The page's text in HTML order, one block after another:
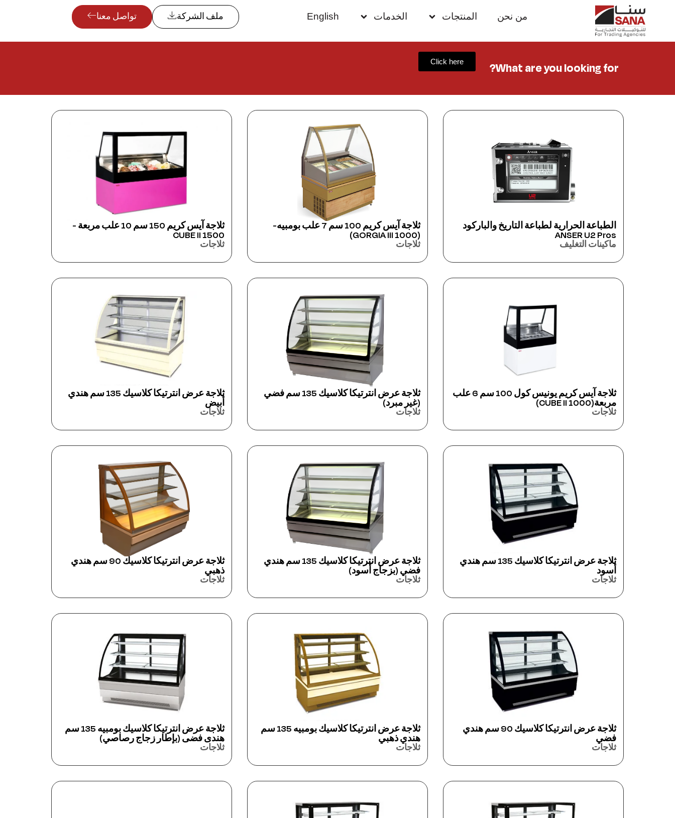
من نحن المنتجات الخدمات English ملف الشركة تواصل معنا
What are you looking for?
Click here
الطباعة الحرارية لطباعة التاريخ والباركود
ANSER U2 Pros
ماكينات التغليف
ثلاجة آيس كريم 100 سم 7 علب بومبيه-
(GORGIA III 1000)
ثلاجات
ثلاجة آيس كريم 150 سم 10 علب مربعة -
CUBE II 1500
ثلاجات
ثلاجة آيس كريم يونيس كول 100 سم 6 علب
مربعة(CUBE II 1000)
ثلاجات
ثلاجة عرض انترتيكا كلاسيك 135 سم فضي
(غير مبرد)
ثلاجات
ثلاجة عرض انترتيكا كلاسيك 135 سم هندي
أبيض
ثلاجات
ثلاجة عرض انترتيكا كلاسيك 135 سم هندي
أسود
ثلاجات
ثلاجة عرض انترتيكا كلاسيك 135 سم هندي
فضي (بزجاج أسود)
ثلاجات
ثلاجة عرض انترتيكا كلاسيك 90 سم هندي
ذهبي
ثلاجات
ثلاجة عرض انترتيكا كلاسيك 90 سم هندي
فضي
ثلاجات
ثلاجة عرض انترتيكا كلاسيك بومبيه 135 سم
هندي ذهبي
ثلاجات
ثلاجة عرض انترتيكا كلاسيك بومبيه 135 سم
هندى فضى (بإطار زجاج رصاصي)
ثلاجات